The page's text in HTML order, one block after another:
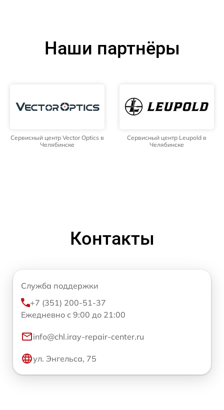
Наши партнёры
Сервисный центр Vector Optics в
Челябинске
Сервисный центр Leupold в
Челябинске
Контакты
Служба поддержки
+7 (351) 200-51-37
Ежедневно с 9:00 до 21:00
info@chl.iray-repair-center.ru
ул. Энгельса, 75